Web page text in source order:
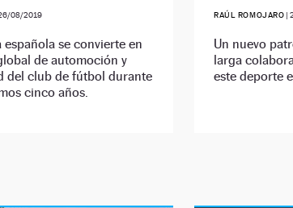
08/2019
española se convierte en
de automoción y
del club de fútbol durante
cinco años.
RAÚL ROMOJARO |
Un nuevo
larga
este deporte